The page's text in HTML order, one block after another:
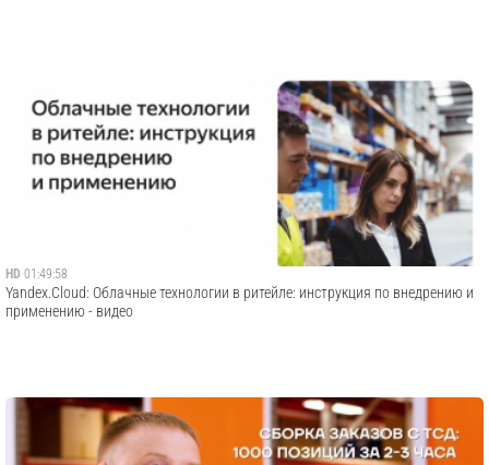
HD 01:49:58
Yandex.Cloud: Облачные технологии в ритейле: инструкция по внедрению и
применению - видео